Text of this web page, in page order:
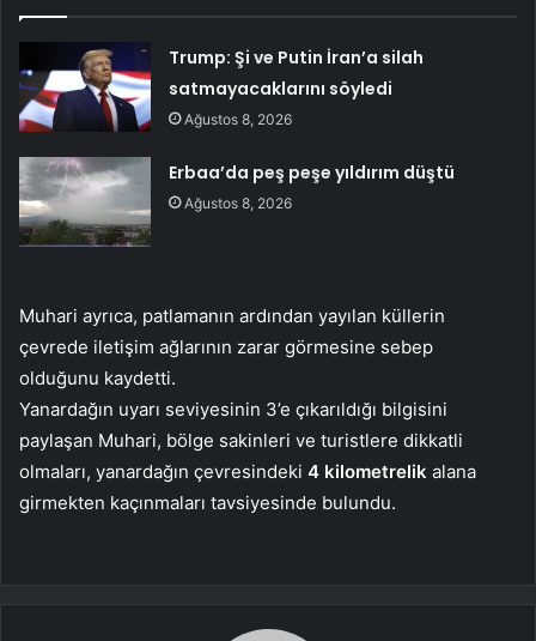
Trump: Şi ve Putin İran’a silah
satmayacaklarını söyledi
Ağustos 8, 2026
Erbaa’da peş peşe yıldırım düştü
Ağustos 8, 2026
Muhari ayrıca, patlamanın ardından yayılan küllerin
çevrede iletişim ağlarının zarar görmesine sebep
olduğunu kaydetti.
Yanardağın uyarı seviyesinin 3’e çıkarıldığı bilgisini
paylaşan Muhari, bölge sakinleri ve turistlere dikkatli
olmaları, yanardağın çevresindeki 4 kilometrelik alana
girmekten kaçınmaları tavsiyesinde bulundu.